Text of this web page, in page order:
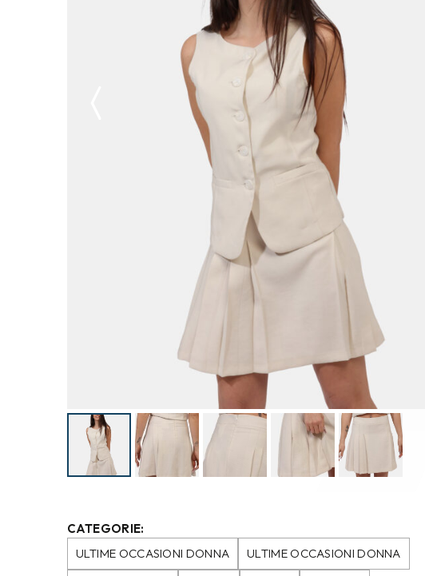
CATEGORIE:
ULTIME OCCASIONI DONNA
ULTIME OCCASIONI DONNA